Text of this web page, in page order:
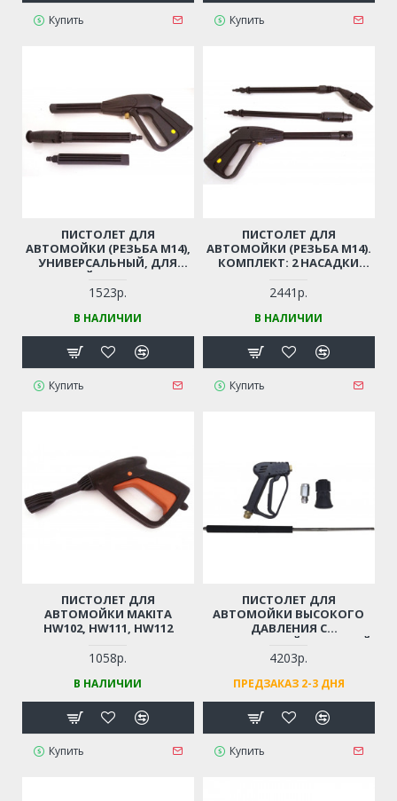
Купить Купить
ПИСТОЛЕТ ДЛЯ
АВТОМОЙКИ (РЕЗЬБА М14),
УНИВЕРСАЛЬНЫЙ, ДЛЯ
КИТАЙСКИХ МОЕК
1523р.
В НАЛИЧИИ
Купить
ПИСТОЛЕТ ДЛЯ
АВТОМОЙКИ (РЕЗЬБА М14).
КОМПЛЕКТ: 2 НАСАДКИ
М14)
2441р.
В НАЛИЧИИ
Купить
ПИСТОЛЕТ ДЛЯ
АВТОМОЙКИ MAKITA
HW102, HW111, HW112
1058р.
В НАЛИЧИИ
Купить
ПИСТОЛЕТ ДЛЯ
АВТОМОЙКИ ВЫСОКОГО
ДАВЛЕНИЯ С
НЕРЖАВЕЮЩЕЙ СТАЛЬНОЙ
ТРУБОЙ
(ПРОФЕССИОНАЛЬНЫЙ,
РЕЗЬБА М14)
4203р.
ПРЕДЗАКАЗ 2-3 ДНЯ
Купить